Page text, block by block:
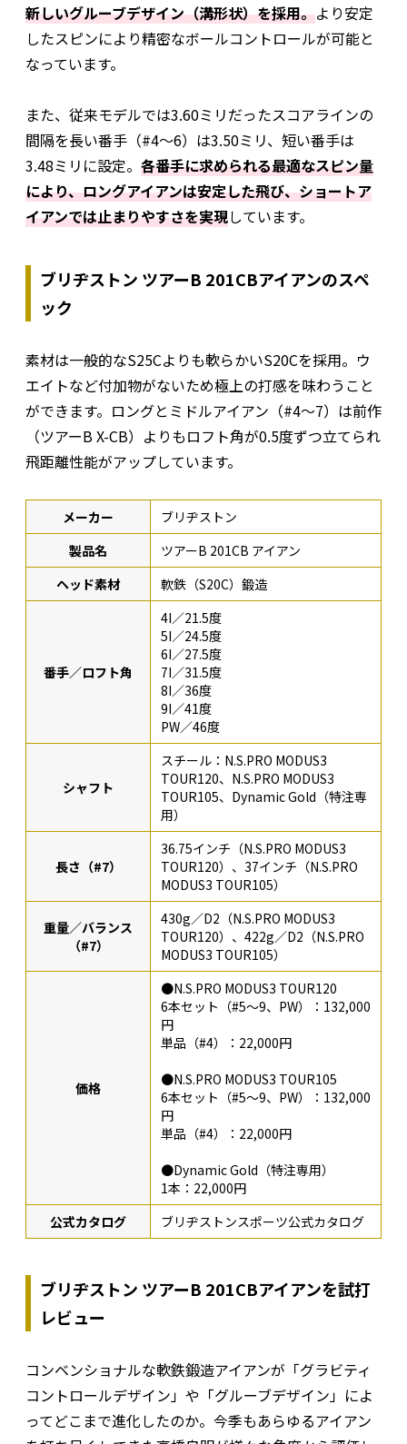
新しいグルーブデザイン（溝形状）を採用。より安定
したスピンにより精密なボールコントロールが可能と
なっています。
また、従来モデルでは3.60ミリだったスコアラインの
間隔を長い番手（#4〜6）は3.50ミリ、短い番手は
3.48ミリに設定。 各番手に求められる最適なスピン量
により、ロングアイアンは安定した飛び、ショートア
イアンでは止まりやすさを実現しています。
ブリヂストン ツアーB 201CBアイアンのスペ
ック
素材は一般的なS25Cよりも軟らかいS20Cを採用。ウ
エイトなど付加物がないため極上の打感を味わうこと
ができます。ロングとミドルアイアン（#4〜7）は前作
（ツアーB X-CB）よりもロフト角が0.5度ずつ立てられ
飛距離性能がアップしています。
メーカー
ブリヂストン
製品名
ツアーB 201CB アイアン
ヘッド素材
軟鉄（S20C）鍛造
番手／ロフト角
4I／21.5度
5I／24.5度
6I／27.5度
7I／31.5度
8I／36度
9I／41度
PW／46度
シャフト
スチール：N.S.PRO MODUS3
TOUR120、N.S.PRO MODUS3
TOUR105、Dynamic Gold（特注専
用）
長さ（#7）
36.75インチ（N.S.PRO MODUS3
TOUR120）、37インチ（N.S.PRO
MODUS3 TOUR105）
重量／バランス
（#7）
430g／D2（N.S.PRO MODUS3
TOUR120）、422g／D2（N.S.PRO
MODUS3 TOUR105）
価格
●N.S.PRO MODUS3 TOUR120
6本セット（#5〜9、PW）：132,000
円
単品（#4）：22,000円
●N.S.PRO MODUS3 TOUR105
6本セット（#5〜9、PW）：132,000
円
単品（#4）：22,000円
●Dynamic Gold（特注専用）
1本：22,000円
公式カタログ
ブリヂストンスポーツ公式カタログ
ブリヂストン ツアーB 201CBアイアンを試打
レビュー
コンベンショナルな軟鉄鍛造アイアンが「グラビティ
コントロールデザイン」や「グルーブデザイン」によ
ってどこまで進化したのか。今季もあらゆるアイアン